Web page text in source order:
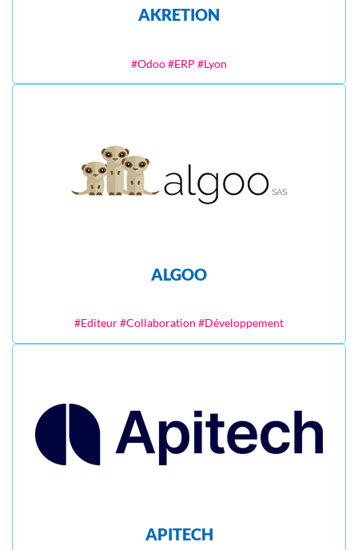
AKRETION
#Odoo #ERP #Lyon
ALGOO
#Editeur #Collaboration #Développement
APITECH